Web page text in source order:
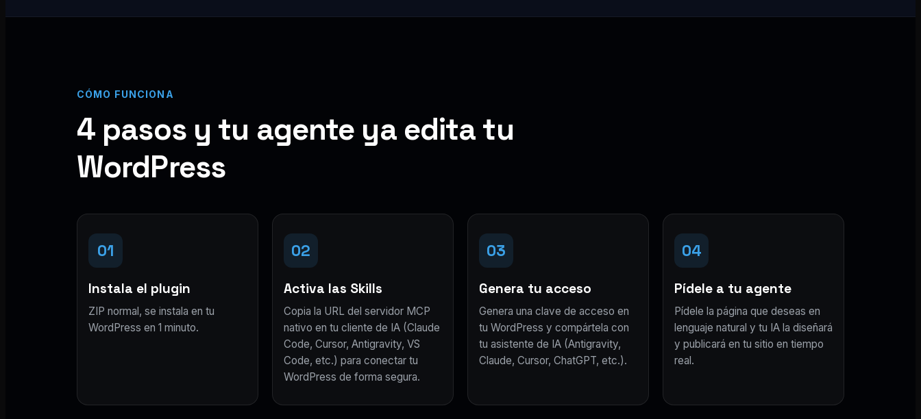
CÓMO FUNCIONA
4 pasos y tu agente ya edita tu
WordPress
01
Instala el plugin
ZIP normal, se instala en tu
WordPress en 1 minuto.
02
Activa las Skills
Copia la URL del servidor MCP
nativo en tu cliente de IA (Claude
Code, Cursor, Antigravity, VS
Code, etc.) para conectar tu
WordPress de forma segura.
03
Genera tu acceso
Genera una clave de acceso en
tu WordPress y compártela con
tu asistente de IA (Antigravity,
Claude, Cursor, ChatGPT, etc.).
04
Pídele a tu agente
Pídele la página que deseas en
lenguaje natural y tu IA la diseñará
y publicará en tu sitio en tiempo
real.